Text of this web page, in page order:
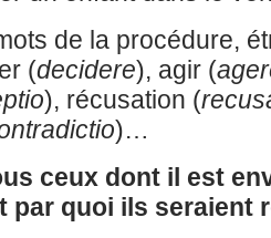
de la procédure,
(decidere), agir (
), récusation (
)…
ceux dont il est
par quoi ils seraient